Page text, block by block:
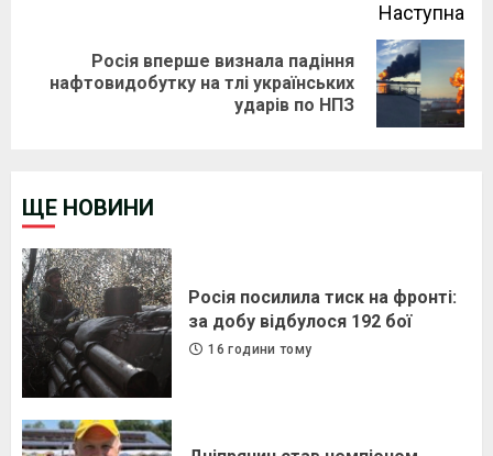
Наступна
Next
Росія вперше визнала падіння
нафтовидобутку на тлі українських
ударів по НПЗ
ЩЕ НОВИНИ
Росія посилила тиск на фронті:
за добу відбулося 192 бої
16 години тому